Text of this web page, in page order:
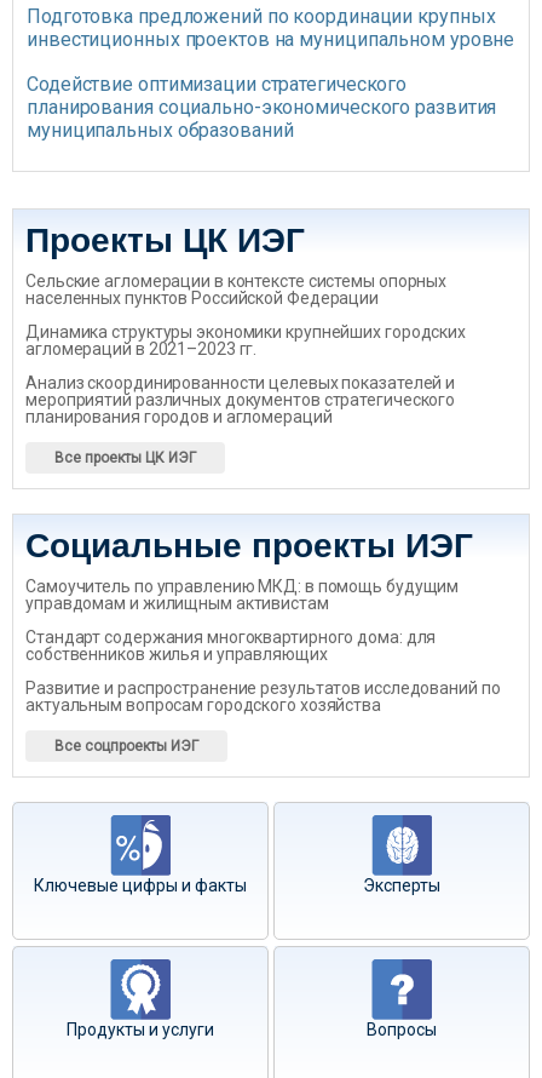
Подготовка предложений по координации крупных
инвестиционных проектов на муниципальном уровне
Содействие оптимизации стратегического
планирования социально-экономического развития
муниципальных образований
Проекты ЦК ИЭГ
Сельские агломерации в контексте системы опорных
населенных пунктов Российской Федерации
Динамика структуры экономики крупнейших городских
агломераций в 2021–2023 гг.
Анализ скоординированности целевых показателей и
мероприятий различных документов стратегического
планирования городов и агломераций
Все проекты ЦК ИЭГ
Социальные проекты ИЭГ
Самоучитель по управлению МКД: в помощь будущим
управдомам и жилищным активистам
Стандарт содержания многоквартирного дома: для
собственников жилья и управляющих
Развитие и распространение результатов исследований по
актуальным вопросам городского хозяйства
Все соцпроекты ИЭГ
Ключевые цифры и факты Эксперты
Продукты и услуги Вопросы